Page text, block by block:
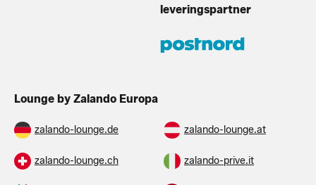
leveringspartner
Lounge by Zalando Europa
zalando-lounge.de zalando-lounge.at
zalando-lounge.ch zalando-prive.it